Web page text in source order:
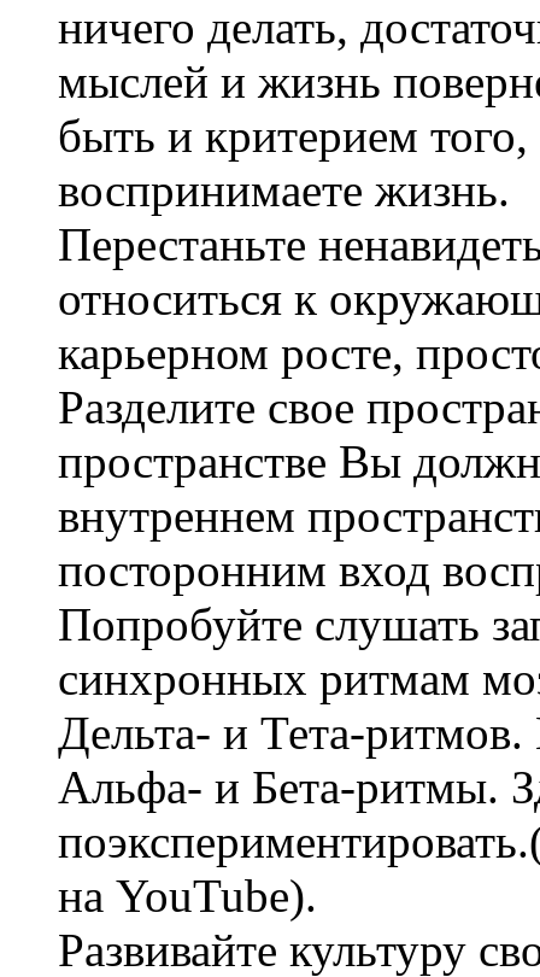
ничего делать,
мыслей и жизнь
быть и критерием
воспринимаете жизнь.
Перестаньте
относиться к
карьерном росте,
Разделите свое
пространстве Вы
внутреннем
посторонним вход
Попробуйте слушать
синхронных ритмам
Дельта- и Тета-
Альфа- и Бета-ритмы.
на YouTube).
Развивайте культуру